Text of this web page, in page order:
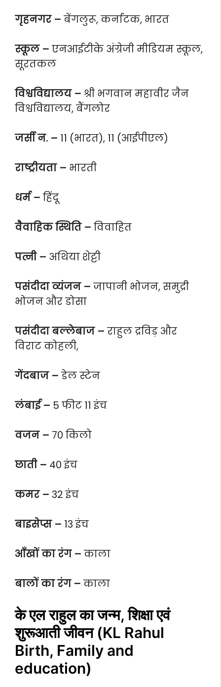
गृहनगर – बेंगलुरू, कर्नाटक, भारत
स्कूल – एनआईटीके अंग्रेजी मीडियम स्कूल,
सूरतकल
विश्वविद्यालय – श्री भगवान महावीर जैन
विश्वविद्यालय, बैंगलोर
जर्सी न. – 11 (भारत), 11 (आईपीएल)
राष्ट्रीयता – भारती
धर्म – हिंदू
वैवाहिक स्थिति – विवाहित
पत्नी – अथिया शेट्टी
पसंदीदा व्यंजन – जापानी भोजन, समुद्री
भोजन और डोसा
पसंदीदा बल्लेबाज – राहुल द्रविड़ और
विराट कोहली,
गेंदबाज – डेल स्टेन
लंबाई – 5 फीट 11 इंच
वजन – 70 किलो
छाती – 40 इंच
कमर – 32 इंच
बाइसेप्स – 13 इंच
आँखों का रंग – काला
बालों का रंग – काला
के एल राहुल का जन्म, शिक्षा एवं
शुरूआती जीवन (KL Rahul
Birth, Family and
education)